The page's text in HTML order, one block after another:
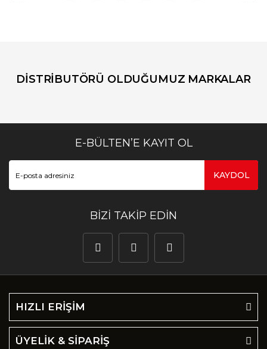
DİSTRİBUTÖRÜ OLDUĞUMUZ MARKALAR
E-BÜLTEN’E KAYIT OL
KAYDOL
BİZİ TAKİP EDİN
HIZLI ERİŞİM
ÜYELİK & SİPARİŞ